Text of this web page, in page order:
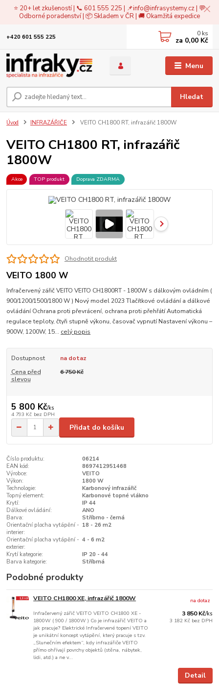
⭐ 20+ let zkušeností | 📞 601 555 225 | 📌info@infrasystemy.cz| 💬
Odborné poradenství | 📦 Skladem v ČR | 🚚 Okamžitá expedice
Menu
Hledat
+420 601 555 225 0 ks
za 0,00 Kč
Úvod INFRAZÁŘIČE VEITO CH1800 RT, infrazářič 1800W
VEITO CH1800 RT, infrazářič
1800W
Akce TOP produkt Doprava ZDARMA
Ohodnotit produkt
VEITO 1800 W
Infračervený zářič VEITO VEITO CH1800RT - 1800W s dálkovým ovládním (
900/1200/1500/1800 W ) Nový model 2023 Tlačítkové ovládání a dálkové
ovládání Ochrana proti převrácení, ochrana proti přehřátí Automatická
regulace teploty, čtyři stupně výkonu, časovač vypnutí Nastavení výkonu –
900W, 1200W, 15... celý popis
Dostupnost
na dotaz
Cena před
slevou
6 750 Kč
5 800 Kč/ks
4 793 Kč bez DPH
Přidat do košíku
Číslo produktu:
06214
EAN kód:
8697412951468
Výrobce:
VEITO
Výkon:
1800 W
Technologie:
Karbonový infrazářič
Topný element:
Karbonové topné vlákno
Krytí:
IP 44
Dálkové ovládání:
ANO
Barva:
Stříbrno - černá
Orientační plocha vytápění -
interier:
18 - 26 m2
Orientační plocha vytápění -
exterier:
4 - 6 m2
Krytí kategorie:
IP 20 - 44
Barva kategorie:
Stříbrná
Podobné produkty
VEITO CH1800 XE, infrazářič 1800W
Infračervený zářič VEITO VEITO CH1800 XE -
1800W ( 900 / 1800W ) Co je infrazářič VEITO a
jak pracuje? Elektrické Infračervené topení VEITO
je unikátní koncept vytápění, který pracuje s tzv.
„Slunečním efektem“, kdy infrazářiče VEITO
přímo ohřívají povrchy objektů (stěna, nábytek,
lidi, atd.) a ne v...
3 850 Kč/ks
3 182 Kč bez DPH
na dotaz
Detail